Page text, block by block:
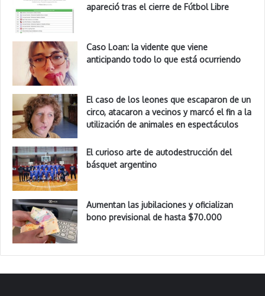
apareció tras el cierre de Fútbol Libre
Caso Loan: la vidente que viene
anticipando todo lo que está ocurriendo
El caso de los leones que escaparon de un
circo, atacaron a vecinos y marcó el fin a la
utilización de animales en espectáculos
El curioso arte de autodestrucción del
básquet argentino
Aumentan las jubilaciones y oficializan
bono previsional de hasta $70.000